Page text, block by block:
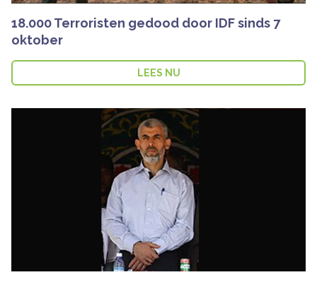
18.000 Terroristen gedood door IDF sinds 7
oktober
LEES NU